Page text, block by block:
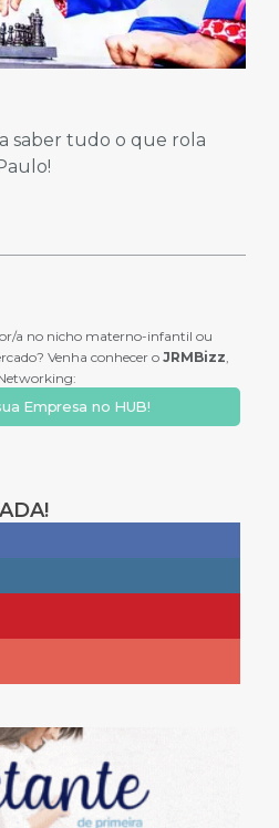
saber tudo o que rola
a no nicho materno-infantil ou
Venha conhecer o JRMBizz,
Empresa no HUB!